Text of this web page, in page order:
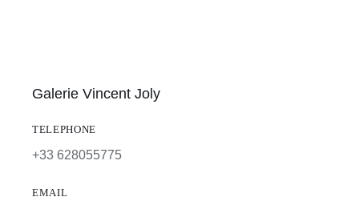
Galerie Vincent Joly
TELEPHONE
+33 628055775
EMAIL